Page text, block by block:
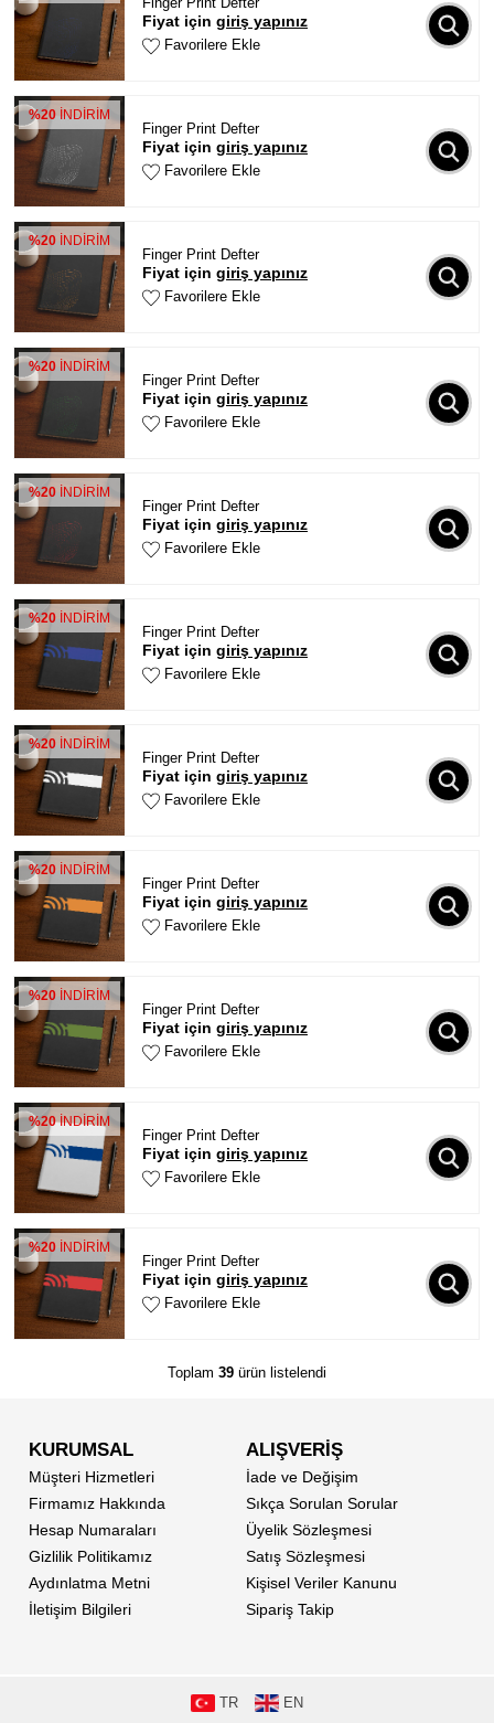
Fiyat için giriş yapınız
Favorilere Ekle
%20İNDİRİM
Finger Print Defter
Fiyat için giriş yapınız
Favorilere Ekle
%20 İNDİRİM
Finger Print Defter
Fiyat için giriş yapınız
Favorilere Ekle
%20 İNDİRİM
Finger Print Defter
Fiyat için giriş yapınız
Favorilere Ekle
%20 İNDİRİM
Finger Print Defter
Fiyat için giriş yapınız
Favorilere Ekle
%20 İNDİRİM
Finger Print Defter
Fiyat için giriş yapınız
Favorilere Ekle
%20 İNDİRİM
Finger Print Defter
Fiyat için giriş yapınız
Favorilere Ekle
%20 İNDİRİM
Finger Print Defter
Fiyat için giriş yapınız
Favorilere Ekle
%20 İNDİRİM
Finger Print Defter
Fiyat için giriş yapınız
Favorilere Ekle
%20İNDİRİM
Finger Print Defter
Fiyat için giriş yapınız
Favorilere Ekle
%20 İNDİRİM
Finger Print Defter
Fiyat için giriş yapınız
Favorilere Ekle
Toplam 39 ürün listelendi
KURUMSAL
Müşteri Hizmetleri
Firmamız Hakkında
Hesap Numaraları
Gizlilik Politikamız
Aydınlatma Metni
İletişim Bilgileri
ALIŞVERİŞ
İade ve Değişim
Sıkça Sorulan Sorular
Üyelik Sözleşmesi
Satış Sözleşmesi
Kişisel Veriler Kanunu
Sipariş Takip
TR EN